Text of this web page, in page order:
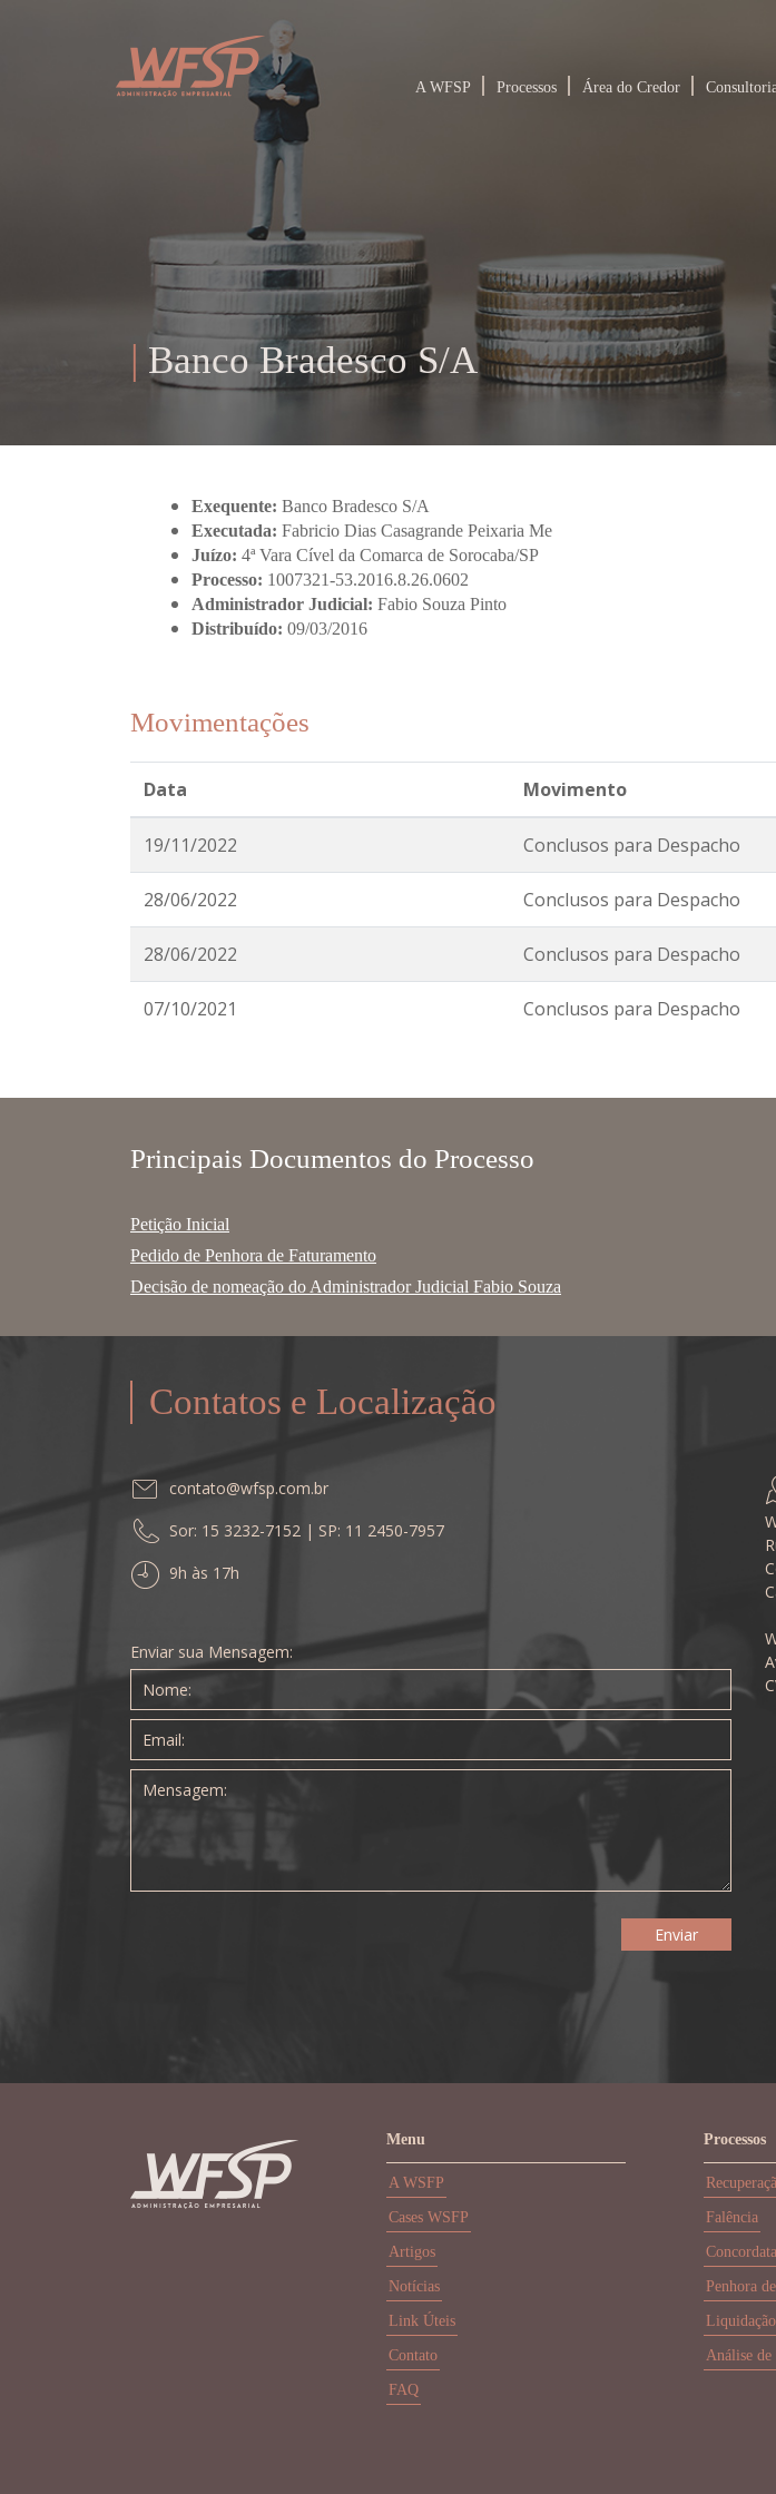
A WFSP Processos Área do Credor
Banco Bradesco S/A
Exequente: Banco Bradesco S/A
Executada: Fabricio Dias Casagrande Peixaria Me
Juízo: 4ª Vara Cível da Comarca de Sorocaba/SP
Processo: 1007321-53.2016.8.26.0602
Administrador Judicial: Fabio Souza Pinto
Distribuído: 09/03/2016
Movimentações
Data Movimento
19/11/2022 Conclusos para Despacho
28/06/2022 Conclusos para Despacho
28/06/2022 Conclusos para Despacho
07/10/2021 Conclusos para Despacho
Principais Documentos do Processo
Petição Inicial
Pedido de Penhora de Faturamento
Decisão de nomeação do Administrador Judicial Fabio Souza
Contatos e Localização
contato@wfsp.com.br
Sor: 15 3232-7152 | SP: 11 2450-7957
9h às 17h
Enviar sua Mensagem:
Menu
A WSFP
Cases WSFP
Artigos
Notícias
Link Úteis
Contato
FAQ
Processos
Falência
Concordata
Penhora
Análise